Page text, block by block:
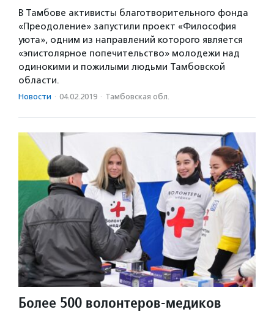
В Тамбове активисты благотворительного фонда
«Преодоление» запустили проект «Философия
уюта», одним из направлений которого является
«эпистолярное попечительство» молодежи над
одинокими и пожилыми людьми Тамбовской
области.
Новости · 04.02.2019 · Тамбовская обл.
Более 500 волонтеров-медиков